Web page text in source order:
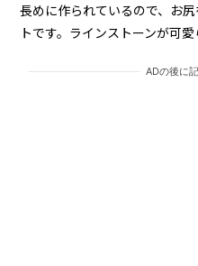
長めに作られているので、お
トです。ラインストーンが可愛
ADの後に